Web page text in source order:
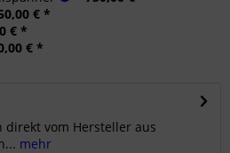
€ *
€ *
€ *
direkt vom Hersteller aus
mehr